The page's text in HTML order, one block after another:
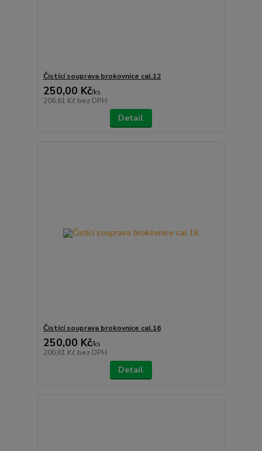
Čistící souprava brokovnice cal.12
250,00 Kč/ks
206,61 Kč bez DPH
Detail
Čistící souprava brokovnice cal.16
250,00 Kč/ks
206,61 Kč bez DPH
Detail